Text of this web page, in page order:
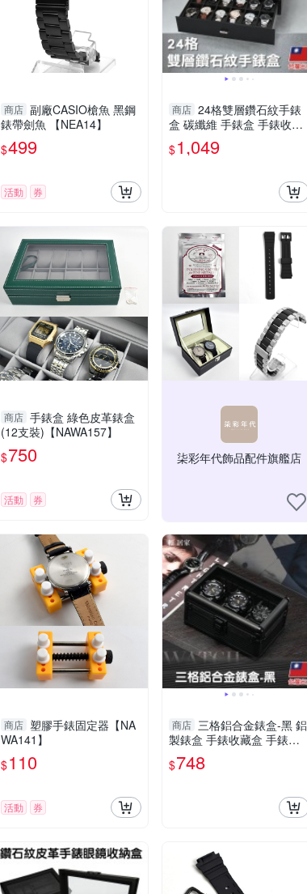
商店 副廠CASIO槍魚 黑鋼
錶帶劍魚 【NEA14】
$499
活動 券
商店 24格雙層鑽石紋手錶
盒 碳纖維 手錶盒 手錶收納
盒 展示盒-輕居家8621
$1,049
商店 手錶盒 綠色皮革錶盒
(12支裝)【NAWA157】
$750
活動 券
柒彩年代飾品配件旗艦店
商店 塑膠手錶固定器【NA
WA141】
$110
活動 券
商店 三格鋁合金錶盒-黑 鋁
製錶盒 手錶收藏盒 手錶陳
列盒 金屬錶盒-輕居家8623
$748